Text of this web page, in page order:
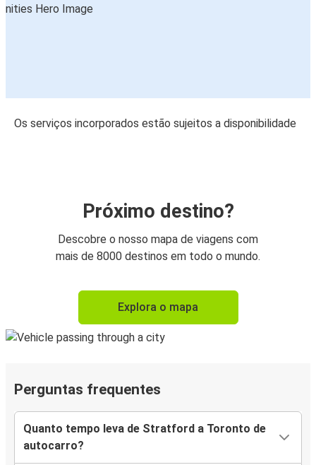
Os serviços incorporados estão sujeitos a disponibilidade
Próximo destino?
Descobre o nosso mapa de viagens com
mais de 8000 destinos em todo o mundo.
Explora o mapa
Perguntas frequentes
Quanto tempo leva de Stratford a Toronto de
autocarro?